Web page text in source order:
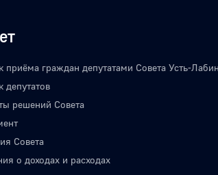
приёма граждан депутатами Совета Усть-
депутатов
решений Совета
Совета
о доходах и расходах